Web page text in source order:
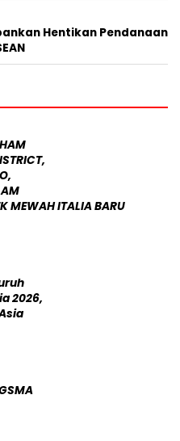
Hentikan Pendanaan
MEWAH ITALIA BARU
2026,